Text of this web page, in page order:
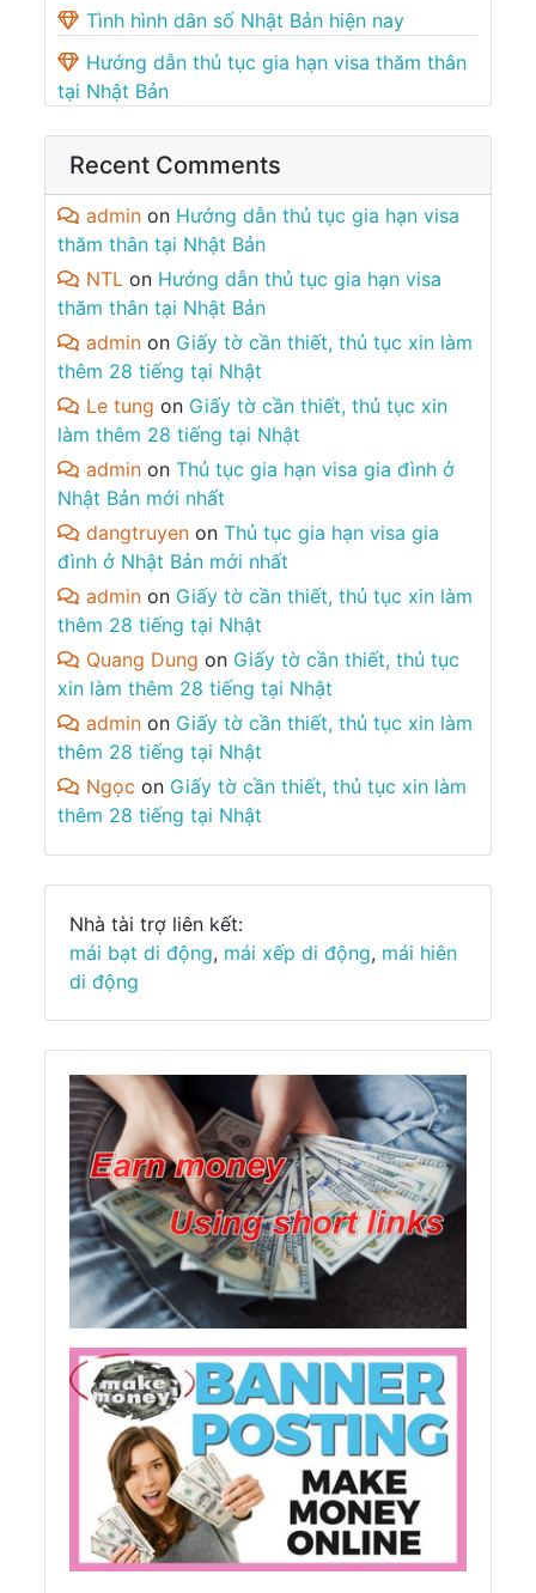
Tình hình dân số Nhật Bản hiện nay
Hướng dẫn thủ tục gia hạn visa thăm thân
tại Nhật Bản
Recent Comments
admin on Hướng dẫn thủ tục gia hạn visa
thăm thân tại Nhật Bản
NTL on Hướng dẫn thủ tục gia hạn visa
thăm thân tại Nhật Bản
admin on Giấy tờ cần thiết, thủ tục xin làm
thêm 28 tiếng tại Nhật
Le tung on Giấy tờ cần thiết, thủ tục xin
làm thêm 28 tiếng tại Nhật
admin onThủ tục gia hạn visa gia đình ở
Nhật Bản mới nhất
dangtruyen onThủ tục gia hạn visa gia
đình ở Nhật Bản mới nhất
admin on Giấy tờ cần thiết, thủ tục xin làm
thêm 28 tiếng tại Nhật
Quang Dung on Giấy tờ cần thiết, thủ tục
xin làm thêm 28 tiếng tại Nhật
admin on Giấy tờ cần thiết, thủ tục xin làm
thêm 28 tiếng tại Nhật
Ngọc on Giấy tờ cần thiết, thủ tục xin làm
thêm 28 tiếng tại Nhật
Nhà tài trợ liên kết:
mái bạt di động, mái xếp di động, mái hiên
di động